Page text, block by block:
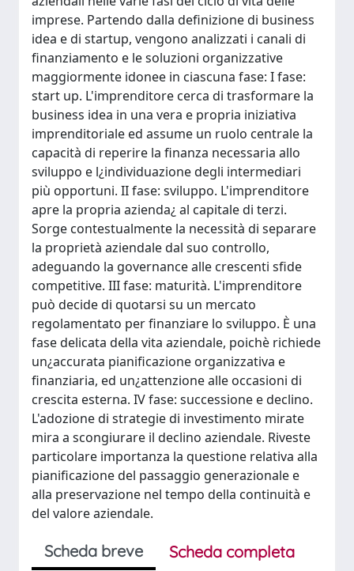
imprese. Partendo dalla definizione di business
idea e di startup, vengono analizzati i canali di
finanziamento e le soluzioni organizzative
maggiormente idonee in ciascuna fase: I fase:
start up. L'imprenditore cerca di trasformare la
business idea in una vera e propria iniziativa
imprenditoriale ed assume un ruolo centrale la
capacità di reperire la finanza necessaria allo
sviluppo e l¿individuazione degli intermediari
più opportuni. II fase: sviluppo. L'imprenditore
apre la propria azienda¿ al capitale di terzi.
Sorge contestualmente la necessità di separare
la proprietà aziendale dal suo controllo,
adeguando la governance alle crescenti sfide
competitive. III fase: maturità. L'imprenditore
può decide di quotarsi su un mercato
regolamentato per finanziare lo sviluppo. È una
fase delicata della vita aziendale, poichè richiede
un¿accurata pianificazione organizzativa e
finanziaria, ed un¿attenzione alle occasioni di
crescita esterna. IV fase: successione e declino.
L'adozione di strategie di investimento mirate
mira a scongiurare il declino aziendale. Riveste
particolare importanza la questione relativa alla
pianificazione del passaggio generazionale e
alla preservazione nel tempo della continuità e
del valore aziendale.
Scheda breve
Scheda completa